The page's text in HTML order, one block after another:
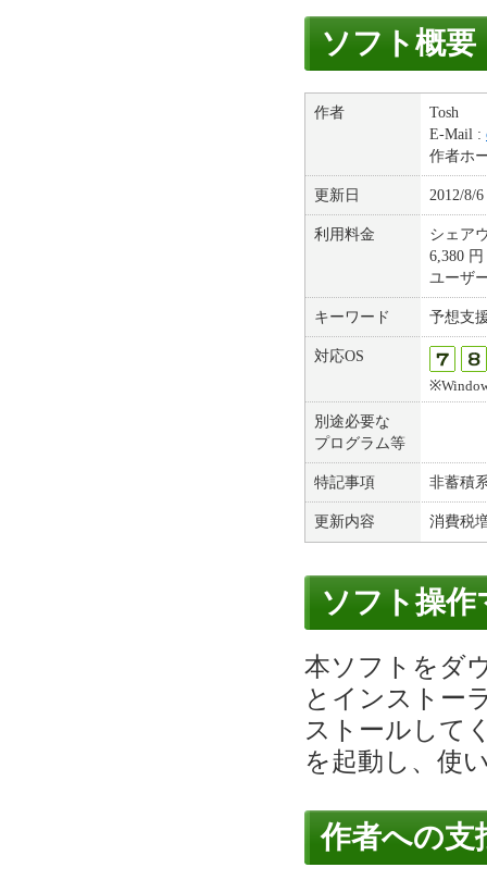
ソフト概要
作者
Tosh
E-Mail :
作者ホ
更新日 2012/8/6
利用料金
シェア
6,380
ユーザ
キーワード 予想支
対応OS
別途必要な
プログラム等
特記事項 非蓄積
更新内容 消費税
ソフト操
本ソフトをダ
とインストー
ストールして
を起動し、使
作者への支